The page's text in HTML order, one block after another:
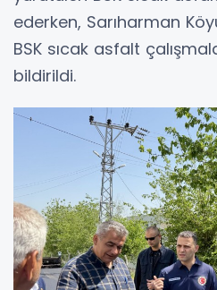
ederken, Sarıharman
BSK sıcak asfalt
bildirildi.